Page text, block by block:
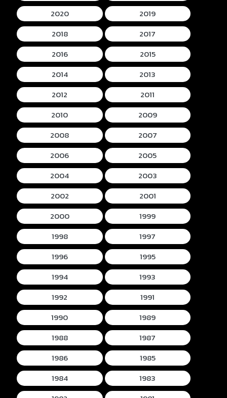
2020
2019
2018
2017
2016
2015
2014
2013
2012
2011
2010
2009
2008
2007
2006
2005
2004
2003
2002
2001
2000
1999
1998
1997
1996
1995
1994
1993
1992
1991
1990
1989
1988
1987
1986
1985
1984
1983